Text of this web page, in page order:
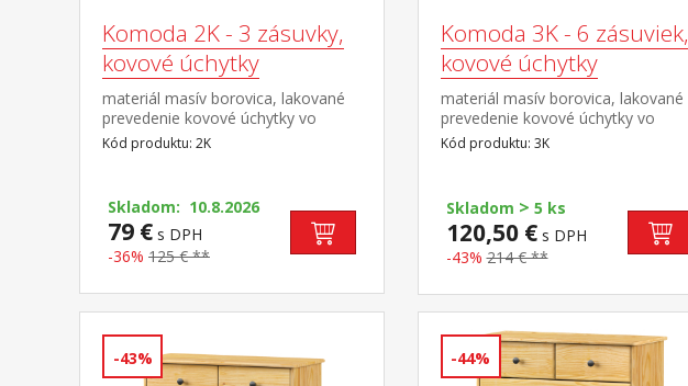
Komoda 2K - 3 zásuvky,
kovové úchytky
materiál masív borovica, lakované
prevedenie kovové úchytky vo
farebnom prevedení černená
mosadz 3 zásuvky s kovovými
Kód produktu: 2K
Skladom: 10.8.2026
79 € s DPH
-36% 125 € **
Komoda 3K - 6 zásuviek,
kovové úchytky
materiál masív borovica, lakované
prevedenie kovové úchytky vo
farebnom prevedení černená
mosadz 6 zásuviek s kovovými
Kód produktu: 3K
Skladom > 5 ks
120,50 €s DPH
-43% 214 € **
-43% -44%